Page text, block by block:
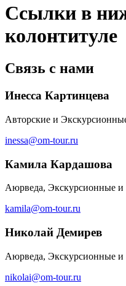
Ссылки в
колонтитуле
Связь с нами
Инесса Картинцева
Авторские и
inessa@om-tour.ru
Камила Кардашова
Аюрведа, Экскурсионные и
kamila@om-tour.ru
Николай Демирев
Аюрведа, Экскурсионные и
nikolai@om-tour.ru